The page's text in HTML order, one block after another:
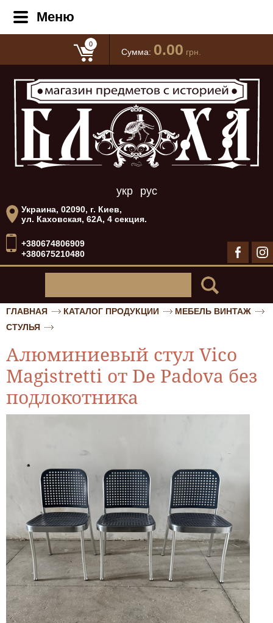
0
Сумма: 0.00 грн.
укр рус
Украина, 02090, г. Киев,
ул. Каховская, 62А, 4 секция.
+380674806909
+380675210480
Меню
ГЛАВНАЯ КАТАЛОГ ПРОДУКЦИИ
МЕБЕЛЬ ВИНТАЖ
СТУЛЬЯ
Алюминиевый стул Vico
Magistretti от De Padova без
подлокотника